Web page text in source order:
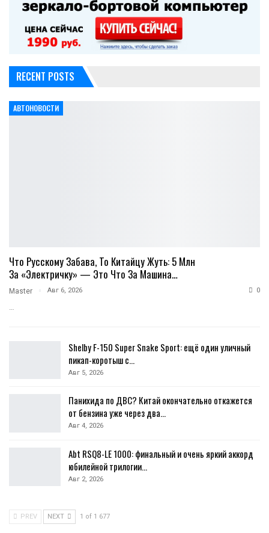
RECENT POSTS
АВТОНОВОСТИ
Что Русскому Забава, То Китайцу Жуть: 5 Млн
За «электричку» — Это Что За Машина…
Master Авг 6, 2026 0
Shelby F-150 Super Snake Sport: ещё один уличный
пикап-коротыш с…
Авг 5, 2026
Панихида по ДВС? Китай окончательно откажется
от бензина уже через два…
Авг 4, 2026
Abt RSQ8-LE 1000: финальный и очень яркий аккорд
юбилейной трилогии…
Авг 2, 2026
PREV NEXT 1 of 1 677